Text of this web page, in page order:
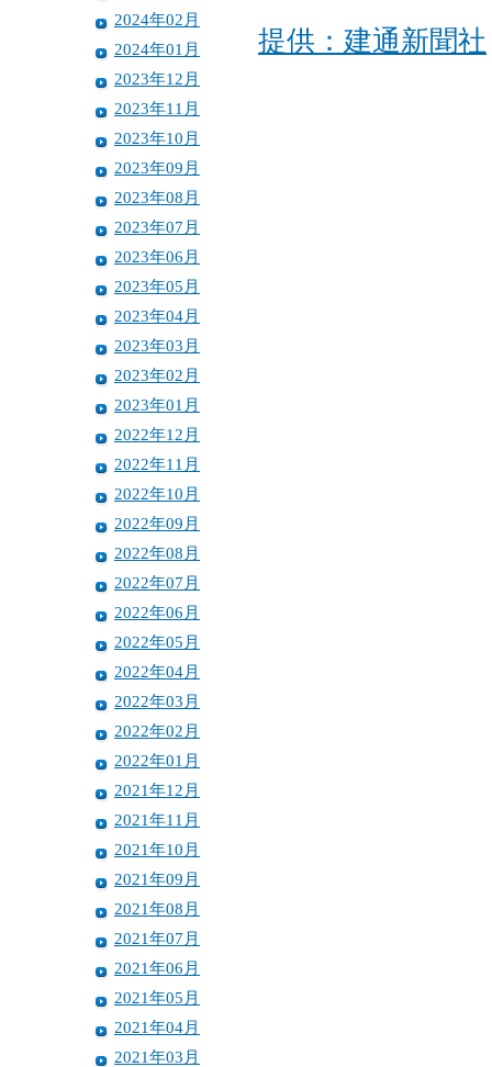
2024年02月
2024年01月
2023年12月
2023年11月
2023年10月
2023年09月
2023年08月
2023年07月
2023年06月
2023年05月
2023年04月
2023年03月
2023年02月
2023年01月
2022年12月
2022年11月
2022年10月
2022年09月
2022年08月
2022年07月
2022年06月
2022年05月
2022年04月
2022年03月
2022年02月
2022年01月
2021年12月
2021年11月
2021年10月
2021年09月
2021年08月
2021年07月
2021年06月
2021年05月
2021年04月
2021年03月
提供：建通新聞社